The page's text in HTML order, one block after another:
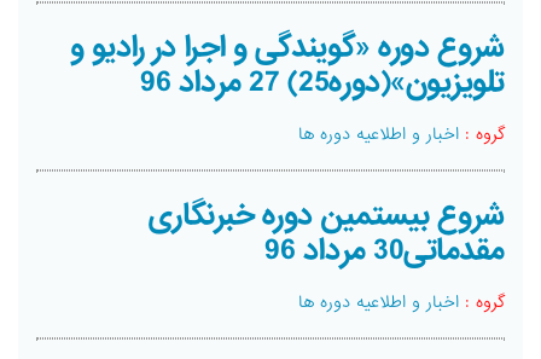
شروع دوره «گویندگی و اجرا در رادیو و
تلویزیون»(دوره25) 27 مرداد 96
گروه : اخبار و اطلاعیه دوره ها
شروع بیستمین دوره خبرنگاری
مقدماتی30 مرداد 96
گروه : اخبار و اطلاعیه دوره ها